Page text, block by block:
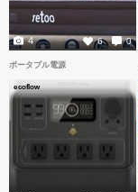
6 0
4
ポータブル電源
ecoflow